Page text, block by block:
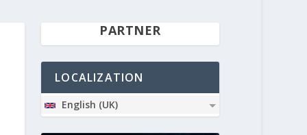
PARTNER
LOCALIZATION
English (UK)